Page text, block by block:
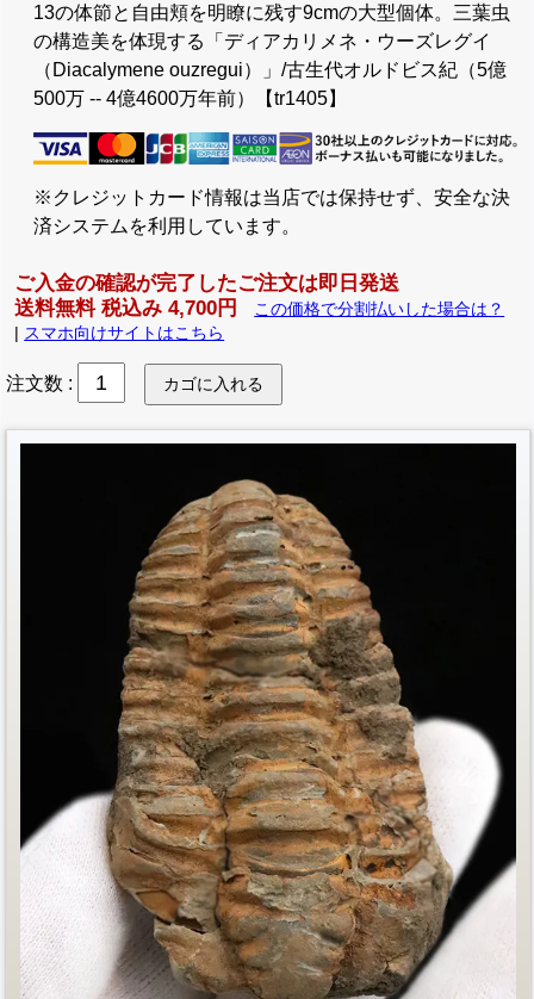
13の体節と自由頬を明瞭に残す9cmの大型個体。三葉虫
の構造美を体現する「ディアカリメネ・ウーズレグイ
（Diacalymene ouzregui）」/古生代オルドビス紀（5億
500万 -- 4億4600万年前）【tr1405】
※クレジットカード情報は当店では保持せず、安全な決
済システムを利用しています。
ご入金の確認が完了したご注文は即日発送
送料無料 税込み 4,700円
この価格で分割払いした場合は？
スマホ向けサイトはこちら
注文数 :